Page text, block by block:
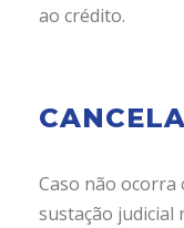
ao crédito.
Caso não ocorra
sustação judicial